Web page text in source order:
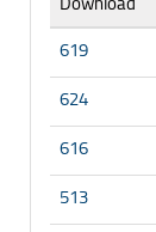
619
624
616
513